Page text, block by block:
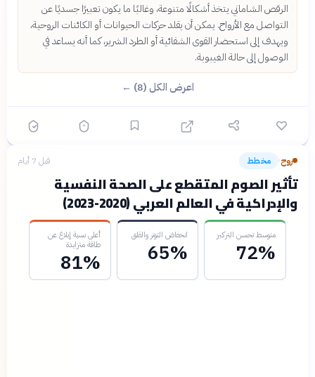
الرقص الشاماني يتخذ أشكالًا متنوعة، وغالبًا ما يكون تعبيرًا جسديًا عن
التواصل مع الأرواح. يمكن أن يقلد حركات الحيوانات أو الكائنات الروحية،
ويهدف إلى استحضار القوى الشفائية أو الطرد الشرير، كما أنه يساعد في
الوصول إلى حالة الغيبوبة.
اعرض الكل (8) ←
روح› مخطط قبل 7 أيام
تأثير الصوم المتقطع على الصحة النفسية
والإدراكية في العالم العربي (2020-2023)
متوسط تحسن التركيز
72%
انخفاض التوتر والقلق
65%
أعلى نسبة إبلاغ عن
طاقة متزايدة
81%